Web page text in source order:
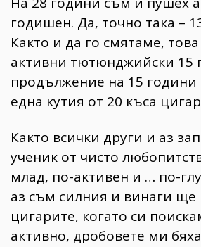
годишен. Да, точно така –
Както и да го смятаме,
активни тютюнджийски 15
продължение на 15 години
една кутия от 20 къса
Както всички други и аз
ученик от чисто
млад, по-активен и … по-
аз съм силния и винаги ще
цигарите, когато си
активно, дробовете ми